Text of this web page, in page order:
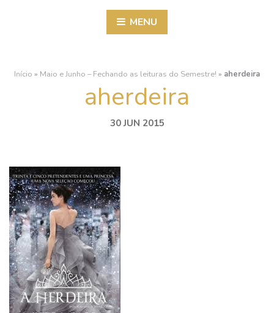
MENU
Início » Maio e Junho – Fechando as leituras do Semestre! » aherdeira
aherdeira
30 JUN 2015